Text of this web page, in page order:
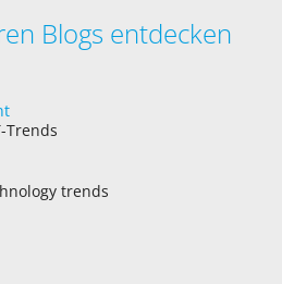
Blogs entdecken
Trends
trends